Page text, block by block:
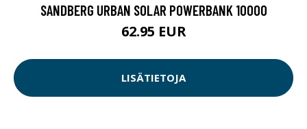
SANDBERG URBAN SOLAR POWERBANK 10000
62.95 EUR
LISÄTIETOJA